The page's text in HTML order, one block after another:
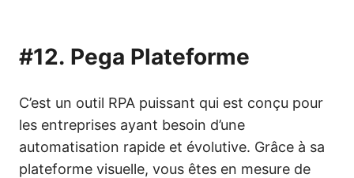
#12. Pega Plateforme
C’est un outil RPA puissant qui est conçu pour
les entreprises ayant besoin d’une
automatisation rapide et évolutive. Grâce à sa
plateforme visuelle, vous êtes en mesure de